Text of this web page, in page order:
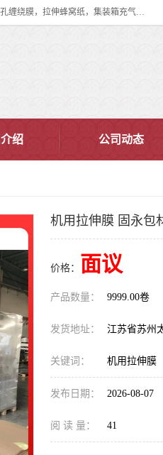
双忠包装材料（苏州）有限公司是上海双忠包装材料设立在苏州太仓的生产基地，占地约2万平米，产品主要有打孔缠绕膜，拉伸蜂窝纸，集装箱充气袋，滑托板，打包带，裹包网兜，防滑纸等箱体和托盘的运输和保护性包材。固永包材®，GooYon Pack®，是我们保护性包装材料的专属品牌。
绍 公司动态
机用拉伸膜 固永包
价格： 面议
产品数量： 9999.00卷
发货地址： 江苏省苏州
关键词： 机用拉伸膜
发布日期： 2026-08-07
阅 读 量： 41